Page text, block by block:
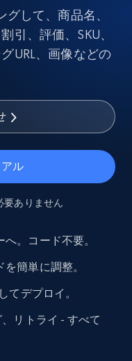
して、商品名、
引、評価、SKU、
URL、画像などの
ル
要ありません
。コード不要。
簡単に調整。
てデプロイ。
リトライ - すべて